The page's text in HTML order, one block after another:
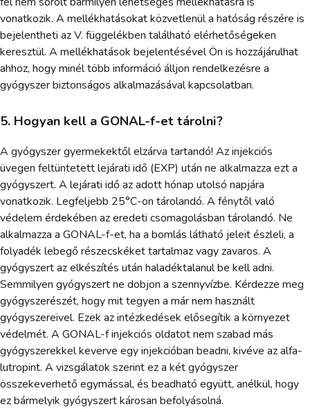
vonatkozik. A mellékhatásokat közvetlenül a hatóság részére is
bejelentheti az V. függelékben található elérhetőségeken
keresztül. A mellékhatások bejelentésével Ön is hozzájárulhat
ahhoz, hogy minél több információ álljon rendelkezésre a
gyógyszer biztonságos alkalmazásával kapcsolatban.
5. Hogyan kell a GONAL-f-et tárolni?
A gyógyszer gyermekektől elzárva tartandó! Az injekciós
üvegen feltüntetett lejárati idő (EXP) után ne alkalmazza ezt a
gyógyszert. A lejárati idő az adott hónap utolsó napjára
vonatkozik. Legfeljebb 25°C-on tárolandó. A fénytől való
védelem érdekében az eredeti csomagolásban tárolandó. Ne
alkalmazza a GONAL-f-et, ha a bomlás látható jeleit észleli, a
folyadék lebegő részecskéket tartalmaz vagy zavaros. A
gyógyszert az elkészítés után haladéktalanul be kell adni.
Semmilyen gyógyszert ne dobjon a szennyvízbe. Kérdezze meg
gyógyszerészét, hogy mit tegyen a már nem használt
gyógyszereivel. Ezek az intézkedések elősegítik a környezet
védelmét. A GONAL-f injekciós oldatot nem szabad más
gyógyszerekkel keverve egy injekcióban beadni, kivéve az alfa-
lutropint. A vizsgálatok szerint ez a két gyógyszer
összekeverhető egymással, és beadható együtt, anélkül, hogy
ez bármelyik gyógyszert károsan befolyásolná.